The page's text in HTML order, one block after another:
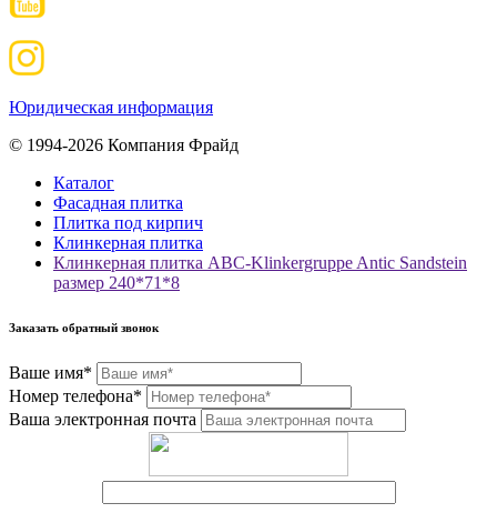
Юридическая информация
© 1994-2026 Компания Фрайд
Каталог
Фасадная плитка
Плитка под кирпич
Клинкерная плитка
Клинкерная плитка ABC-Klinkergruppe Antic Sandstein
размер 240*71*8
Заказать обратный звонок
Ваше имя*
Номер телефона*
Ваша электронная почта